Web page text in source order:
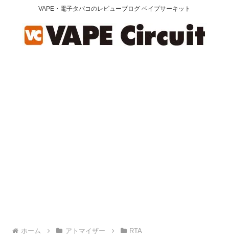
VAPE・電子タバコのレビューブログ ベイプサーキット
ホーム アトマイザー RTA